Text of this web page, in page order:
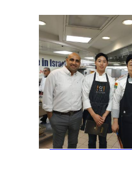
ערכה סדנאות בישול